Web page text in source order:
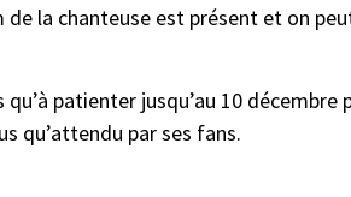
de la chanteuse est présent et on
qu’à patienter jusqu’au 10
qu’attendu par ses fans.